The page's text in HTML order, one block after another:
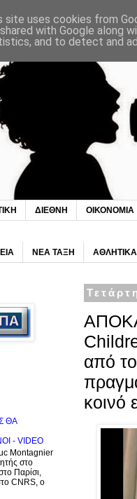
ΔΙΕΘΝΗ ΟΙΚΟΝΟΜΙΑ
ΝΕΑ ΤΑΞΗ ΑΘΛΗΤΙΚΑ
από
κοινό
ΘΑ
- VIDEO
Montagnier
στο
Παρίσι,
CNRS, o
site uses cookies from
with Google along
and to detect and